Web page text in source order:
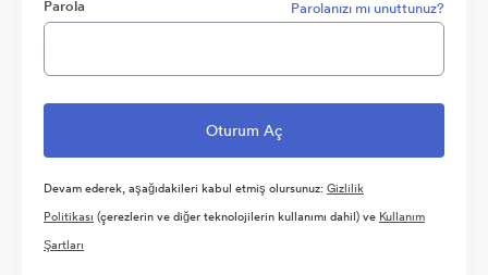
Parola Parolanızı mı unuttunuz?
Devam ederek, aşağıdakileri kabul etmiş olursunuz:Gizlilik
Politikası (çerezlerin ve diğer teknolojilerin kullanımı dahil) ve Kullanım
Şartları